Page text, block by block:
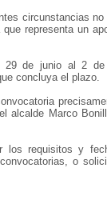
circunstancias
representa un
29 de junio al 2
concluya el plazo.
alcalde Marco
los requisitos y
convocatorias, o